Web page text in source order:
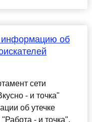
информацию об
сети
- и точка"
об утечке
- и точка".